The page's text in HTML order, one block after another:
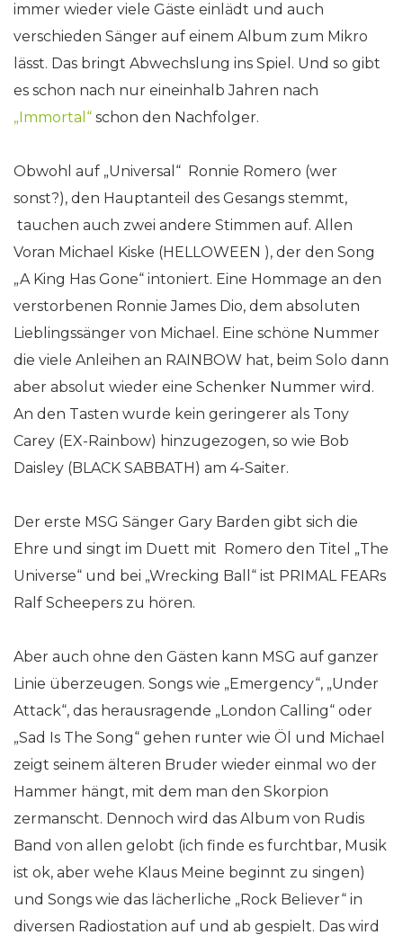
immer wieder viele Gäste einlädt und auch
verschieden Sänger auf einem Album zum Mikro
lässt. Das bringt Abwechslung ins Spiel. Und so gibt
es schon nach nur eineinhalb Jahren nach
„Immortal“ schon den Nachfolger.
Obwohl auf „Universal“ Ronnie Romero (wer
sonst?), den Hauptanteil des Gesangs stemmt,
tauchen auch zwei andere Stimmen auf. Allen
Voran Michael Kiske (HELLOWEEN ), der den Song
„A King Has Gone“ intoniert. Eine Hommage an den
verstorbenen Ronnie James Dio, dem absoluten
Lieblingssänger von Michael. Eine schöne Nummer
die viele Anleihen an RAINBOW hat, beim Solo dann
aber absolut wieder eine Schenker Nummer wird.
An den Tasten wurde kein geringerer als Tony
Carey (EX-Rainbow) hinzugezogen, so wie Bob
Daisley (BLACK SABBATH) am 4-Saiter.
Der erste MSG Sänger Gary Barden gibt sich die
Ehre und singt im Duett mit Romero den Titel „The
Universe“ und bei „Wrecking Ball“ ist PRIMAL FEARs
Ralf Scheepers zu hören.
Aber auch ohne den Gästen kann MSG auf ganzer
Linie überzeugen. Songs wie „Emergency“, „Under
Attack“, das herausragende „London Calling“ oder
„Sad Is The Song“ gehen runter wie Öl und Michael
zeigt seinem älteren Bruder wieder einmal wo der
Hammer hängt, mit dem man den Skorpion
zermanscht. Dennoch wird das Album von Rudis
Band von allen gelobt (ich finde es furchtbar, Musik
ist ok, aber wehe Klaus Meine beginnt zu singen)
und Songs wie das lächerliche „Rock Believer“ in
diversen Radiostation auf und ab gespielt. Das wird